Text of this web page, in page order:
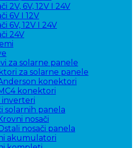
2V, 6V, 12V I 24V
6V I 12V
6V, 12V I 24V
24V
za solarne panele
za solarne panele
konektori
konektori
inverteri
solarnih panela
nosači
nosači panela
akumulatori